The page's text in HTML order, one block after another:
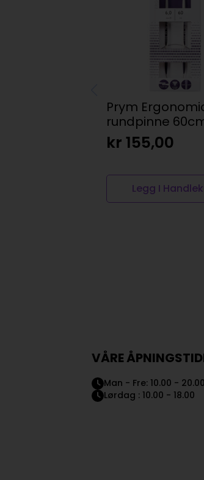
Prym
rundpinne
kr 155,00
Legg I
VÅRE
Man - Fre: 10.00 - 20.00
Lørdag : 10.00 - 18.00